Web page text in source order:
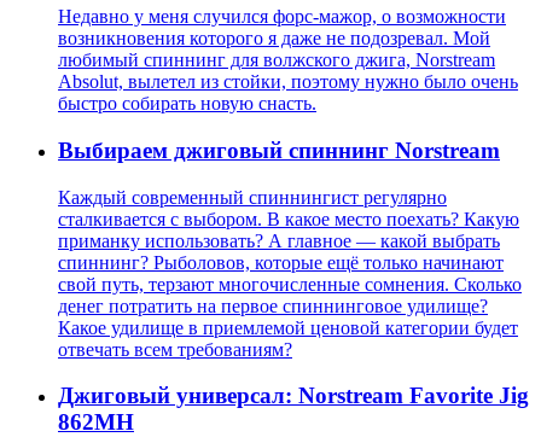
Недавно у меня случился форс-мажор, о возможности
возникновения которого я даже не подозревал. Мой
любимый спиннинг для волжского джига, Norstream
Absolut, вылетел из стойки, поэтому нужно было очень
быстро собирать новую снасть.
Выбираем джиговый спиннинг Norstream
Каждый современный спиннингист регулярно
сталкивается с выбором. В какое место поехать? Какую
приманку использовать? А главное — какой выбрать
спиннинг? Рыболовов, которые ещё только начинают
свой путь, терзают многочисленные сомнения. Сколько
денег потратить на первое спиннинговое удилище?
Какое удилище в приемлемой ценовой категории будет
отвечать всем требованиям?
Джиговый универсал: Norstream Favorite Jig
862MH